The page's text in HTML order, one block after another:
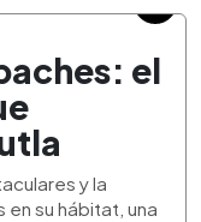
el
y la
su hábitat, una